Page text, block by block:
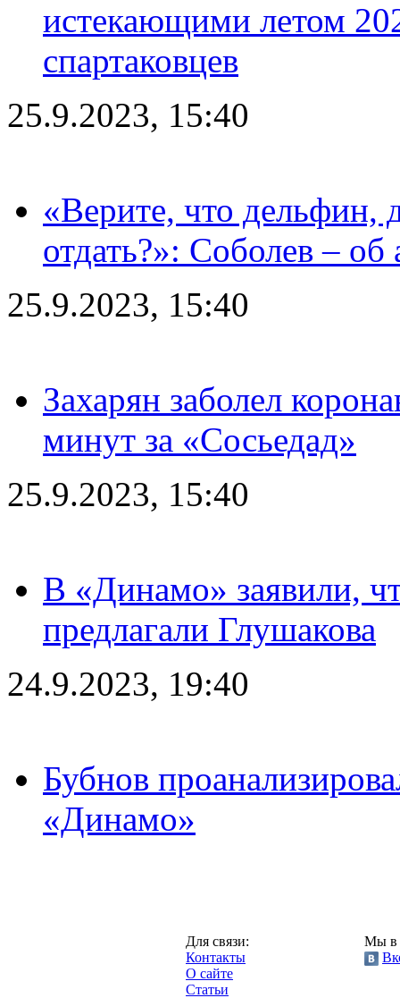
истекающими летом
спартаковцев
25.9.2023, 15:40
«Верите, что дельфин,
отдать?»: Соболев – об
25.9.2023, 15:40
Захарян заболел
минут за «Сосьедад»
25.9.2023, 15:40
В «Динамо» заявили,
предлагали Глушакова
24.9.2023, 19:40
Бубнов
«Динамо»
Для связи:
Контакты
О сайте
Статьи
Мы в